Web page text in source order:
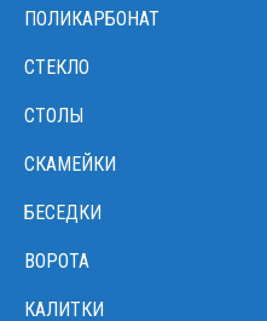
ПОЛИКАРБОНАТ
СТЕКЛО
CТОЛЫ
СКАМЕЙКИ
БЕСЕДКИ
ВОРОТА
КАЛИТКИ